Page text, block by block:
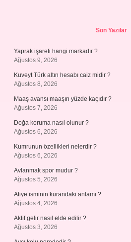
Son Yazılar
Yaprak işareti hangi markadır ?
Ağustos 9, 2026
Kuveyt Türk altın hesabı caiz midir ?
Ağustos 8, 2026
Maaş avansı maaşın yüzde kaçıdır ?
Ağustos 7, 2026
Doğa koruma nasıl olunur ?
Ağustos 6, 2026
Kumrunun özellikleri nelerdir ?
Ağustos 6, 2026
Avlanmak spor mudur ?
Ağustos 5, 2026
Atiye isminin kurandaki anlamı ?
Ağustos 4, 2026
Aktif gelir nasıl elde edilir ?
Ağustos 3, 2026